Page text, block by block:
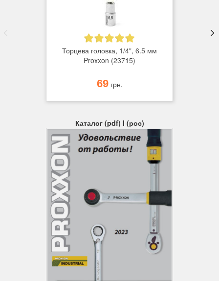
Торцева головка, 1/4", 6.5 мм
Proxxon (23715)
69грн.
Каталог (pdf) I (рос)